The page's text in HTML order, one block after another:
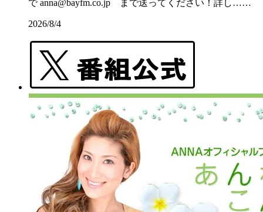
で anna@bayfm.co.jp まで送ってください！詳し……
2026/8/4